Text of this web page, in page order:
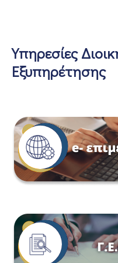
Υπηρεσίες
Εξυπηρέτησης